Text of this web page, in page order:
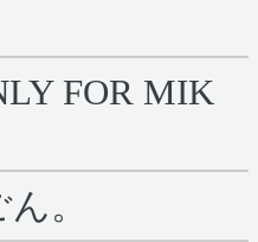
FOR MIK
ん。